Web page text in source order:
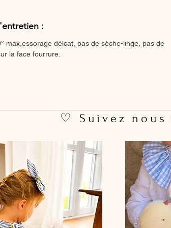
:
max,essorage délcat, pas de sèche-linge, pas de
la face fourrure.
♡ Suivez